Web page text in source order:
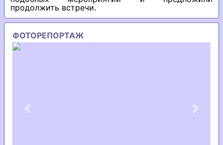
продолжить встречи.
ФОТОРЕПОРТАЖ
Previous Next